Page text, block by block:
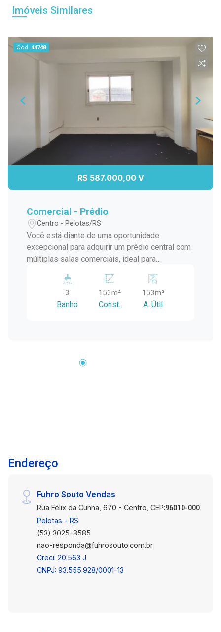
Imóveis Similares
Cód.44748
R$ 587.000,00 V
Comercial - Prédio
Centro - Pelotas/RS
Você está diante de uma oportunidade
excepcional para adquirir um prédio central com
múltiplas salas comerciais, ideal para
estável e estratégica ou empreendedores que
desejam estabelecer seu negócio em uma
localização privilegiada. Localização central em
diferentes tipos de negócios. Diversos
comerciais. Fácil acesso por transporte público
e particular. Não perca esta oportunidade de
comerciais e fazer parte do movimento
empresarial da região!
3
Banho
153m²
Const.
153m²
A. Útil
Endereço
Fuhro Souto Vendas
Rua Félix da Cunha, 670 - Centro, CEP:96010-000
Pelotas - RS
(53) 3025-8585
nao-responda@fuhrosouto.com.br
Creci: 20.563 J
CNPJ: 93.555.928/0001-13